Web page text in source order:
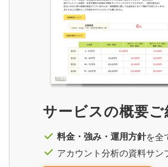
サービスの概要
料金・強み・運用方針を全
アカウント分析の資料サン